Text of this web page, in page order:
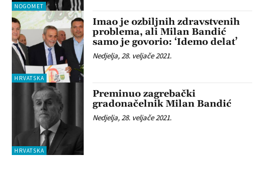
NOGOMET
HRVATSKA
Imao je ozbiljnih zdravstvenih
problema, ali Milan Bandić
samo je govorio: ‘Idemo delat’
Nedjelja, 28. veljače 2021.
HRVATSKA
Preminuo zagrebački
gradonačelnik Milan Bandić
Nedjelja, 28. veljače 2021.